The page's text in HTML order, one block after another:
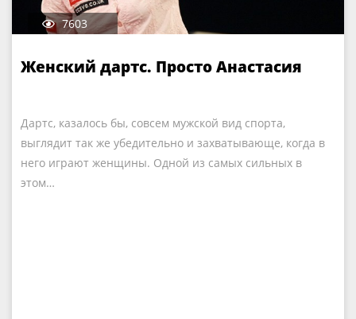
7603
Женский дартс. Просто Анастасия
Дартс, казалось бы, совсем мужской вид спорта,
выглядит так же убедительно и захватывающе, когда в
него играют женщины. Одной из самых сильных в
этом…